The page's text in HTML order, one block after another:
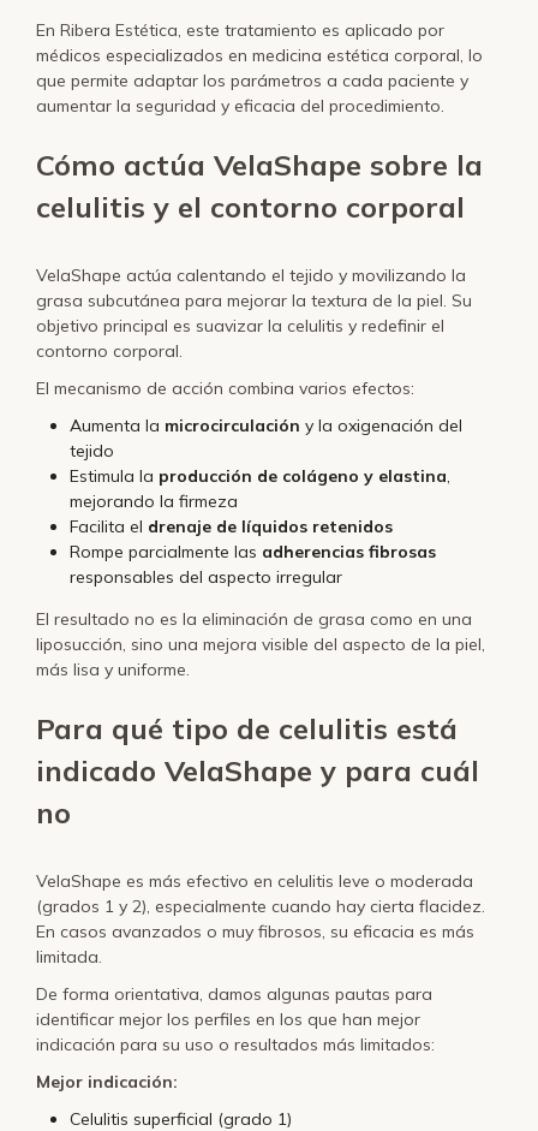
En Ribera Estética, este tratamiento es aplicado por
médicos especializados en medicina estética corporal, lo
que permite adaptar los parámetros a cada paciente y
aumentar la seguridad y eficacia del procedimiento.
Cómo actúa VelaShape sobre la
celulitis y el contorno corporal
VelaShape actúa calentando el tejido y movilizando la
grasa subcutánea para mejorar la textura de la piel. Su
objetivo principal es suavizar la celulitis y redefinir el
contorno corporal.
El mecanismo de acción combina varios efectos:
Aumenta la microcirculación y la oxigenación del
tejido
Estimula la producción de colágeno y elastina,
mejorando la firmeza
Facilita el drenaje de líquidos retenidos
Rompe parcialmente las adherencias fibrosas
responsables del aspecto irregular
El resultado no es la eliminación de grasa como en una
liposucción, sino una mejora visible del aspecto de la piel,
más lisa y uniforme.
Para qué tipo de celulitis está
indicado VelaShape y para cuál
no
VelaShape es más efectivo en celulitis leve o moderada
(grados 1 y 2), especialmente cuando hay cierta flacidez.
En casos avanzados o muy fibrosos, su eficacia es más
limitada.
De forma orientativa, damos algunas pautas para
identificar mejor los perfiles en los que han mejor
indicación para su uso o resultados más limitados:
Mejor indicación:
Celulitis superficial (grado 1)